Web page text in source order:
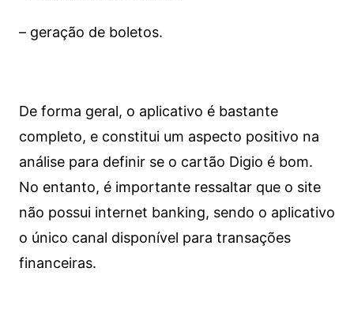
– geração de boletos.
De forma geral, o aplicativo é bastante
completo, e constitui um aspecto positivo na
análise para definir se o cartão Digio é bom.
No entanto, é importante ressaltar que o site
não possui internet banking, sendo o aplicativo
o único canal disponível para transações
financeiras.